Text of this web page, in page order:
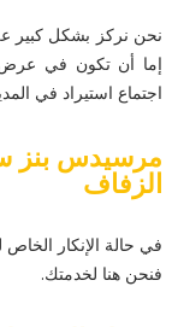
نحن نركز بشكل كبير
إما أن تكون في عرض
اجتماع استيراد في
الزفاف
في حالة الإنكار
فنحن هنا لخدمتك.